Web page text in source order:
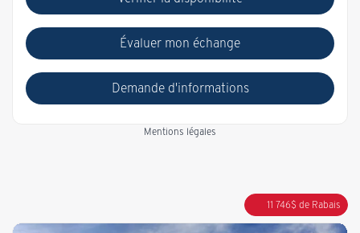
Évaluer mon échange
Demande d'informations
Mentions légales
11 746$ de Rabais